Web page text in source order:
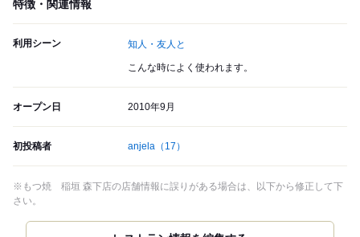
特徴・関連情報
利用シーン 知人・友人と
こんな時によく使われます。
オープン日 2010年9月
初投稿者 anjela （17）
※もつ焼 稲垣 森下店の店舗情報に誤りがある場合は、以下から修正して下
さい。